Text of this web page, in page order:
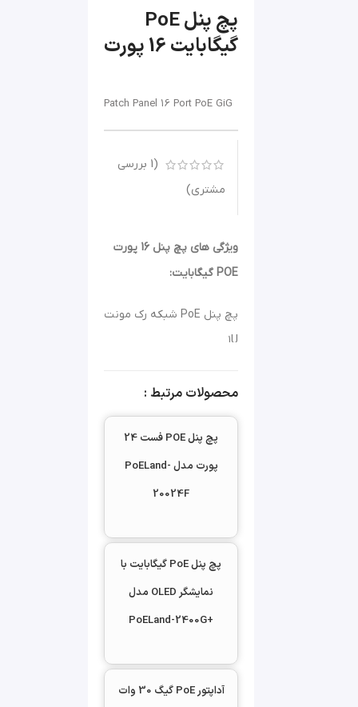
پچ پنل PoE
گیگابایت 16 پورت
Patch Panel 16 Port PoE GiG
(
1 بررسی
مشتری)
ویژگی های پچ پنل 16 پورت
POE گیگابایت:
پچ پنل PoE شبکه رک مونت
۱U
۴۸ ولت
16 پورت ورودی دیتا
گیگابایتی ۱۰/۱۰۰/۱۰۰۰
توان خروجی POE هر پورت
متناوب
پایداری در حرارت زیاد محیط
محصولات مرتبط :
پچ پنل POE فست 24
پورت مدل PoELand-
20024F
پچ پنل PoE گیگابایت با
نمایشگر OLED مدل
+PoELand-2400G
آداپتور PoE گیگ 30 وات